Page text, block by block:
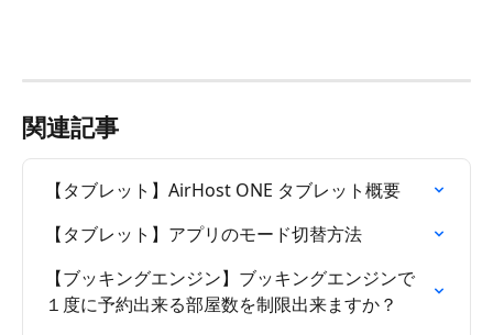
関連記事
【タブレット】AirHost ONE タブレット概要
【タブレット】アプリのモード切替方法
【ブッキングエンジン】ブッキングエンジンで
１度に予約出来る部屋数を制限出来ますか？